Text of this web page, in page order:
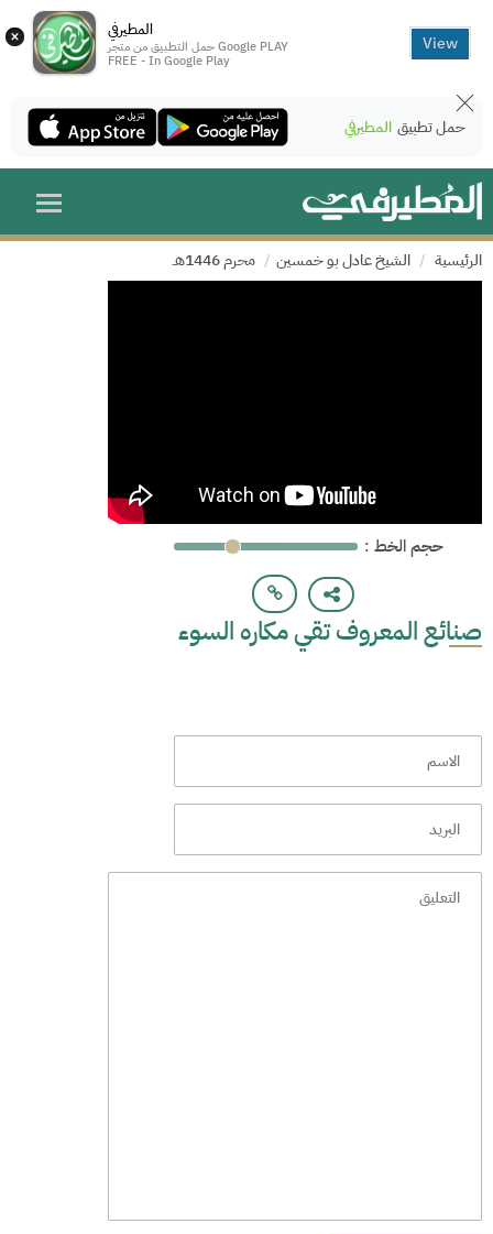
× المطيرفي
حمل التطبيق من متجر Google PLAY
FREE - In Google Play
View
حمل تطبيق المطيرفي
الرئيسية الشيخ عادل بو خمسين محرم 1446هـ
: حجم الخط
صنائع المعروف تقي مكاره السوء